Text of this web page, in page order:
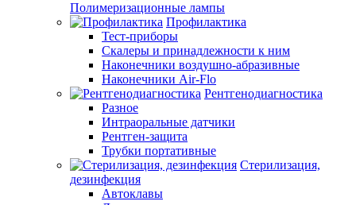
Полимеризационные лампы
Профилактика
Тест-приборы
Скалеры и принадлежности к ним
Наконечники воздушно-абразивные
Наконечники Air-Flo
Рентгенодиагностика
Разное
Интраоральные датчики
Рентген-защита
Трубки портативные
Стерилизация,
дезинфекция
Автоклавы